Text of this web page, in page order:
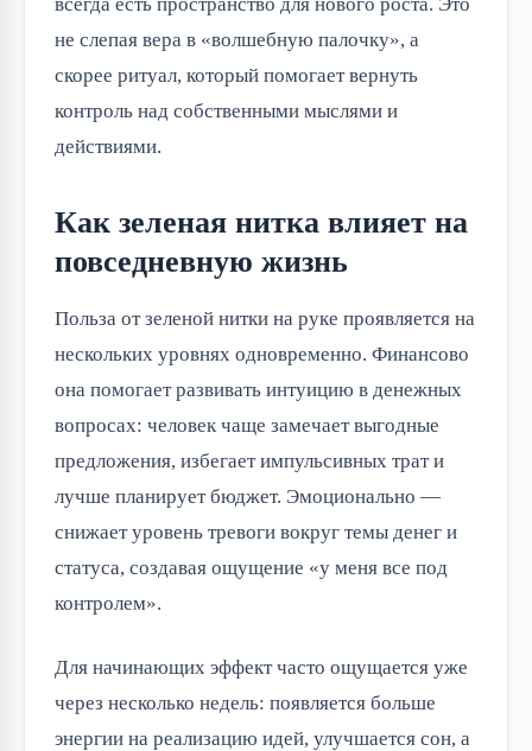
не слепая вера в «волшебную палочку», а
скорее ритуал, который помогает вернуть
контроль над собственными мыслями и
действиями.
Как зеленая нитка влияет на
повседневную жизнь
Польза от зеленой нитки на руке проявляется на
нескольких уровнях одновременно. Финансово
она помогает развивать интуицию в денежных
вопросах: человек чаще замечает выгодные
предложения, избегает импульсивных трат и
лучше планирует бюджет. Эмоционально —
снижает уровень тревоги вокруг темы денег и
статуса, создавая ощущение «у меня все под
контролем».
Для начинающих эффект часто ощущается уже
через несколько недель: появляется больше
энергии на реализацию идей, улучшается сон, а